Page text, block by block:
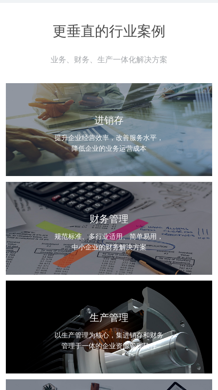
更垂直的行业案例
业务、财务、生产一体化解决方案
进销存
提升企业经营效率，改善服务水平，
降低企业的业务运营成本
财务管理
规范标准、多行业适用、简单易用，
中小企业的财务解决方案
生产管理
以生产管理为核心，集进销存和财务
管理于一体的企业资源管理软件